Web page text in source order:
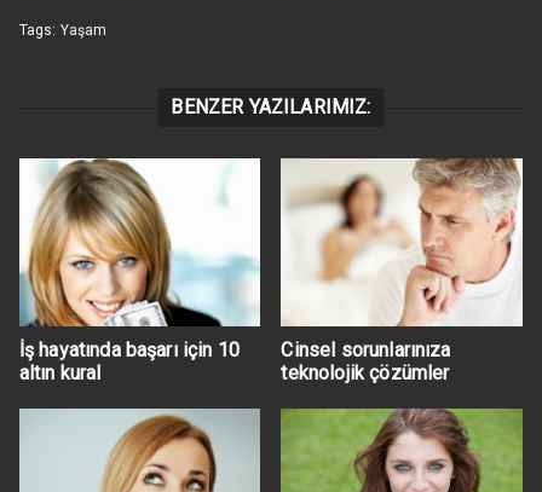
Tags: Yaşam
BENZER YAZILARIMIZ:
İş hayatında başarı için 10
altın kural
Cinsel sorunlarınıza
teknolojik çözümler